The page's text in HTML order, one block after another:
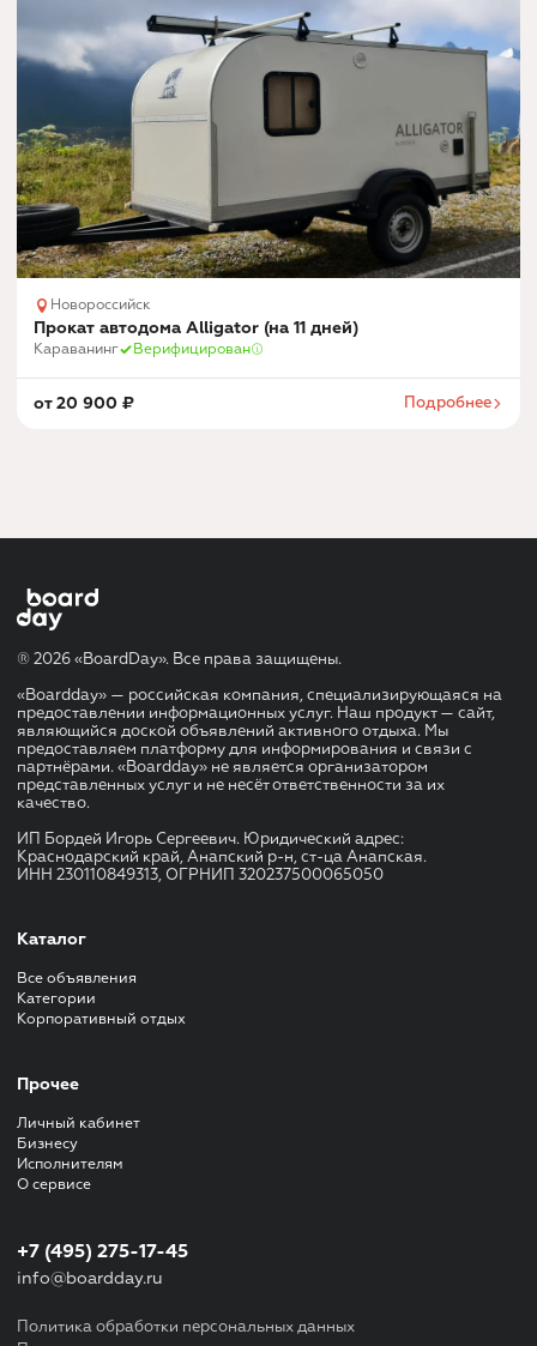
Новороссийск
Прокат автодома Alligator (на 11 дней)
Караванинг Верифицирован
от20 900 ₽ Подробнее
® 2026 «BoardDay». Все права защищены.
«Boardday» — российская компания, специализирующаяся на
предоставлении информационных услуг. Наш продукт — сайт,
являющийся доской объявлений активного отдыха. Мы
предоставляем платформу для информирования и связи с
партнёрами. «Boardday» не является организатором
представленных услуг и не несёт ответственности за их
качество.
ИП Бордей Игорь Сергеевич. Юридический адрес:
Краснодарский край, Анапский р-н, ст-ца Анапская.
ИНН 230110849313, ОГРНИП 320237500065050
Каталог
Все объявления
Категории
Корпоративный отдых
Прочее
Личный кабинет
Бизнесу
Исполнителям
О сервисе
+7 (495) 275-17-45
info@boardday.ru
Политика обработки персональных данных